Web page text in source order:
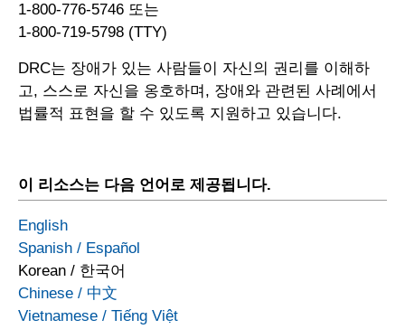
1-800-776-5746 또는
1-800-719-5798 (TTY)
DRC는 장애가 있는 사람들이 자신의 권리를 이해하
고, 스스로 자신을 옹호하며, 장애와 관련된 사례에서
법률적 표현을 할 수 있도록 지원하고 있습니다.
이 리소스는 다음 언어로 제공됩니다.
English
Spanish / Español
Korean / 한국어
Chinese / 中文
Vietnamese / Tiếng Việt